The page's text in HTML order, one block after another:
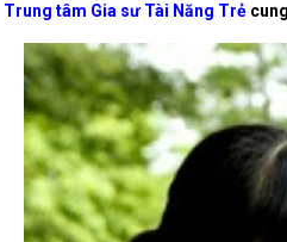
Trung tâm Gia sư Tài Năng Trẻ